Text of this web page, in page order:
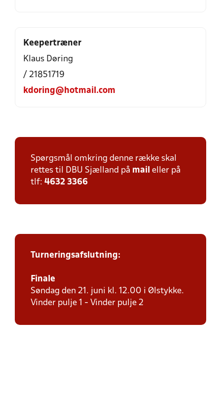
Keepertræner
Klaus Døring
/ 21851719
kdoring@hotmail.com
Spørgsmål omkring denne række skal
rettes til DBU Sjælland på mail eller på
tlf: 4632 3366
Turneringsafslutning:
Finale
Søndag den 21. juni kl. 12.00 i Ølstykke.
Vinder pulje 1 - Vinder pulje 2